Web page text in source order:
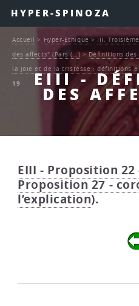
HYPER-SPINOZA
EIII -
DES
Accueil > Hyper-Ethique>III.
des affects" (Pars (…)>Définitions des
la joie et de la tristesse : définitions 6
19
EIII - Proposition 22
Proposition 27 -
l’explication).